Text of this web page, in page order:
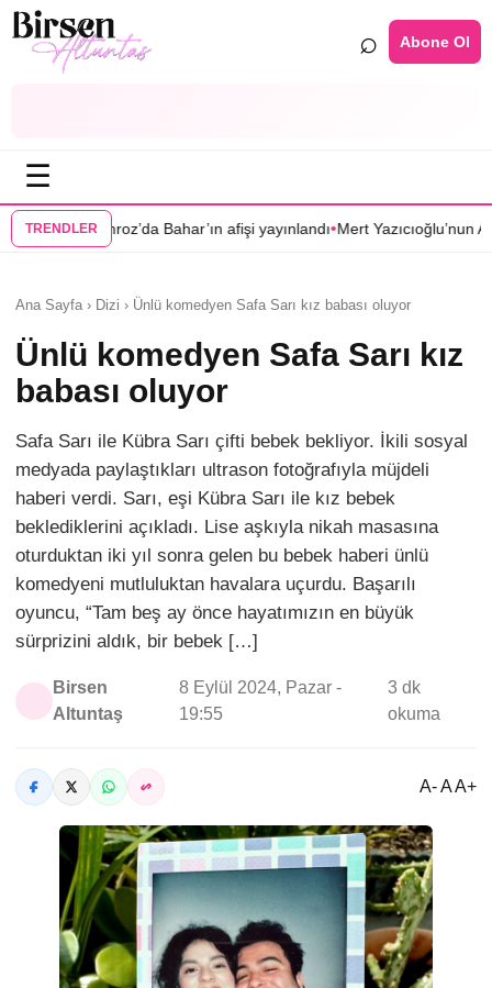
⌕ Abone Ol
☰
TRENDLER
afişi yayınlandı •Mert Yazıcıoğlu’nun Aras dizisi ilkbahara
Ana Sayfa › Dizi › Ünlü komedyen Safa Sarı kız babası oluyor
Ünlü komedyen Safa Sarı kız
babası oluyor
Safa Sarı ile Kübra Sarı çifti bebek bekliyor. İkili sosyal
medyada paylaştıkları ultrason fotoğrafıyla müjdeli
haberi verdi. Sarı, eşi Kübra Sarı ile kız bebek
beklediklerini açıkladı. Lise aşkıyla nikah masasına
oturduktan iki yıl sonra gelen bu bebek haberi ünlü
komedyeni mutluluktan havalara uçurdu. Başarılı
oyuncu, “Tam beş ay önce hayatımızın en büyük
sürprizini aldık, bir bebek […]
Birsen
Altuntaş
8 Eylül 2024, Pazar -
19:55
3 dk
okuma
A- A A+